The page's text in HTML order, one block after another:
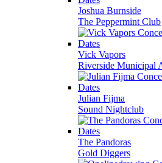
Joshua Burnside
The Peppermint Club
Vick Vapors
Riverside Municipal
Julian Fijma
Sound Nightclub
The Pandoras
Gold Diggers